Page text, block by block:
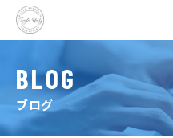
BLOG
ブログ